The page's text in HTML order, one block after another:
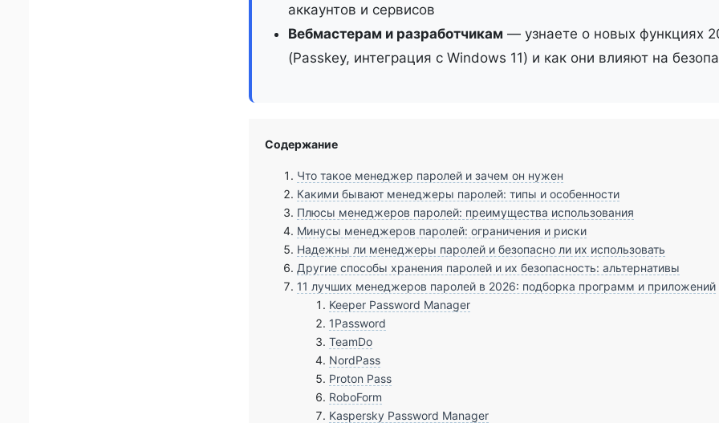
аккаунтов и сервисов
Вебмастерам и разработчикам — узнаете о новых функциях
(Passkey, интеграция с Windows 11) и как они влияют на
Содержание
Что такое менеджер паролей и зачем он нужен
Какими бывают менеджеры паролей: типы и особенности
Плюсы менеджеров паролей: преимущества использования
Минусы менеджеров паролей: ограничения и риски
Надежны ли менеджеры паролей и безопасно ли их использовать
Другие способы хранения паролей и их безопасность: альтернативы
11 лучших менеджеров паролей в 2026: подборка программ и приложений
Keeper Password Manager
1Password
TeamDo
NordPass
Proton Pass
RoboForm
Kaspersky Password Manager